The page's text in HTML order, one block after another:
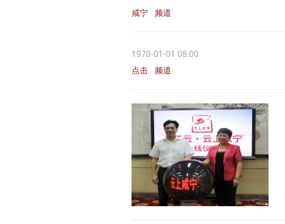
咸宁 频道
1970-01-01 08:00
点击 频道